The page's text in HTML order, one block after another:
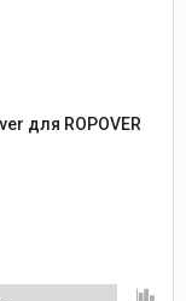
для ROPOVER